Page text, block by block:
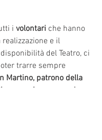
i volontari che hanno
e il
del Teatro, ci
trarre sempre
Martino, patrono della
imparare ad